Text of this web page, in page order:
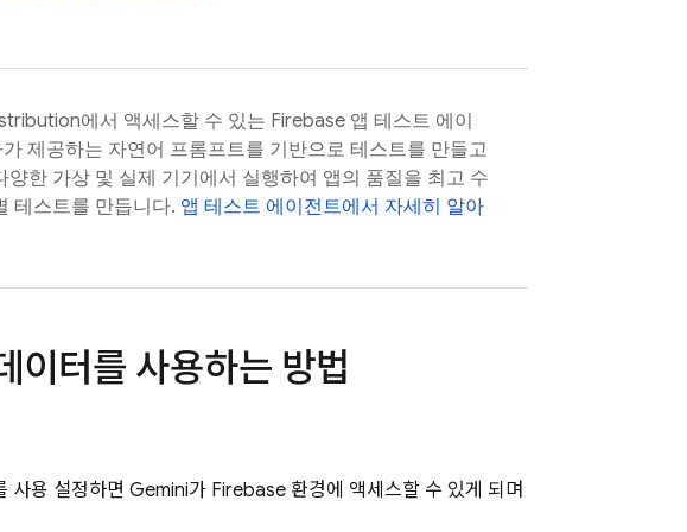
에서 액세스할 수 있는 Firebase 앱 테스트 에이
제공하는 자연어 프롬프트를 기반으로 테스트를 만들고
한 가상 및 실제 기기에서 실행하여 앱의 품질을 최고 수
테스트를 만듭니다. 앱 테스트 에이전트에서 자세히 알아
이터를 사용하는 방법
사용 설정하면 Gemini가 Firebase 환경에 액세스할 수 있게 되며